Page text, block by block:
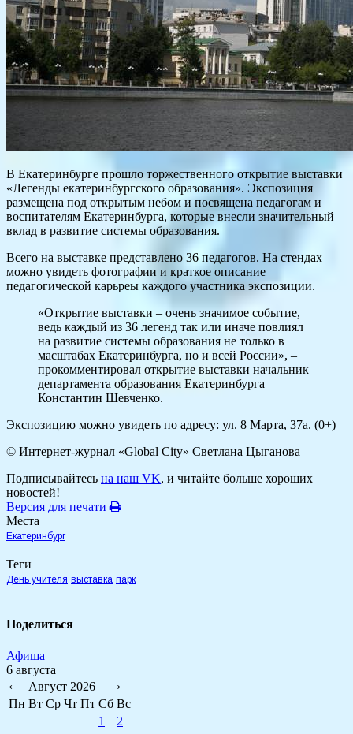
В Екатеринбурге прошло торжественного открытие выставки
«Легенды екатеринбургского образования». Экспозиция
размещена под открытым небом и посвящена педагогам и
воспитателям Екатеринбурга, которые внесли значительный
вклад в развитие системы образования.
Всего на выставке представлено 36 педагогов. На стендах
можно увидеть фотографии и краткое описание
педагогической карьреы каждого участника экспозиции.
«Открытие выставки – очень значимое событие,
ведь каждый из 36 легенд так или иначе повлиял
на развитие системы образования не только в
масштабах Екатеринбурга, но и всей России», –
прокомментировал открытие выставки начальник
департамента образования Екатеринбурга
Константин Шевченко.
Экспозицию можно увидеть по адресу: ул. 8 Марта, 37а. (0+)
© Интернет-журнал «Global City» Светлана Цыганова
Подписывайтесь на наш VK, и читайте больше хороших
новостей!
Версия для печати
Места
Екатеринбург
Теги
День учителя выставка парк
Поделиться
Афиша
6 августа
‹
Август 2026
›
Пн Вт Ср Чт Пт Сб Вс
1
2